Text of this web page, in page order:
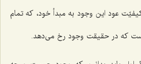
عود این وجود به مبدأ خود، که تمام
است که در حقیقت وجود رخ می‌دهد.